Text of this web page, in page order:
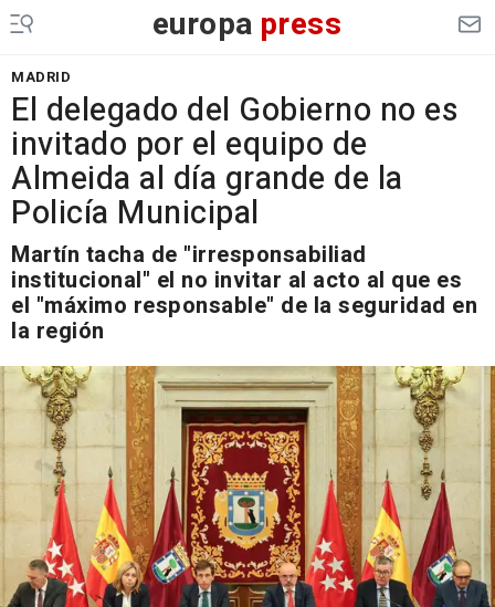
europa press
MADRID
El delegado del Gobierno no es
invitado por el equipo de
Almeida al día grande de la
Policía Municipal
Martín tacha de "irresponsabiliad
institucional" el no invitar al acto al que es
el "máximo responsable" de la seguridad en
la región